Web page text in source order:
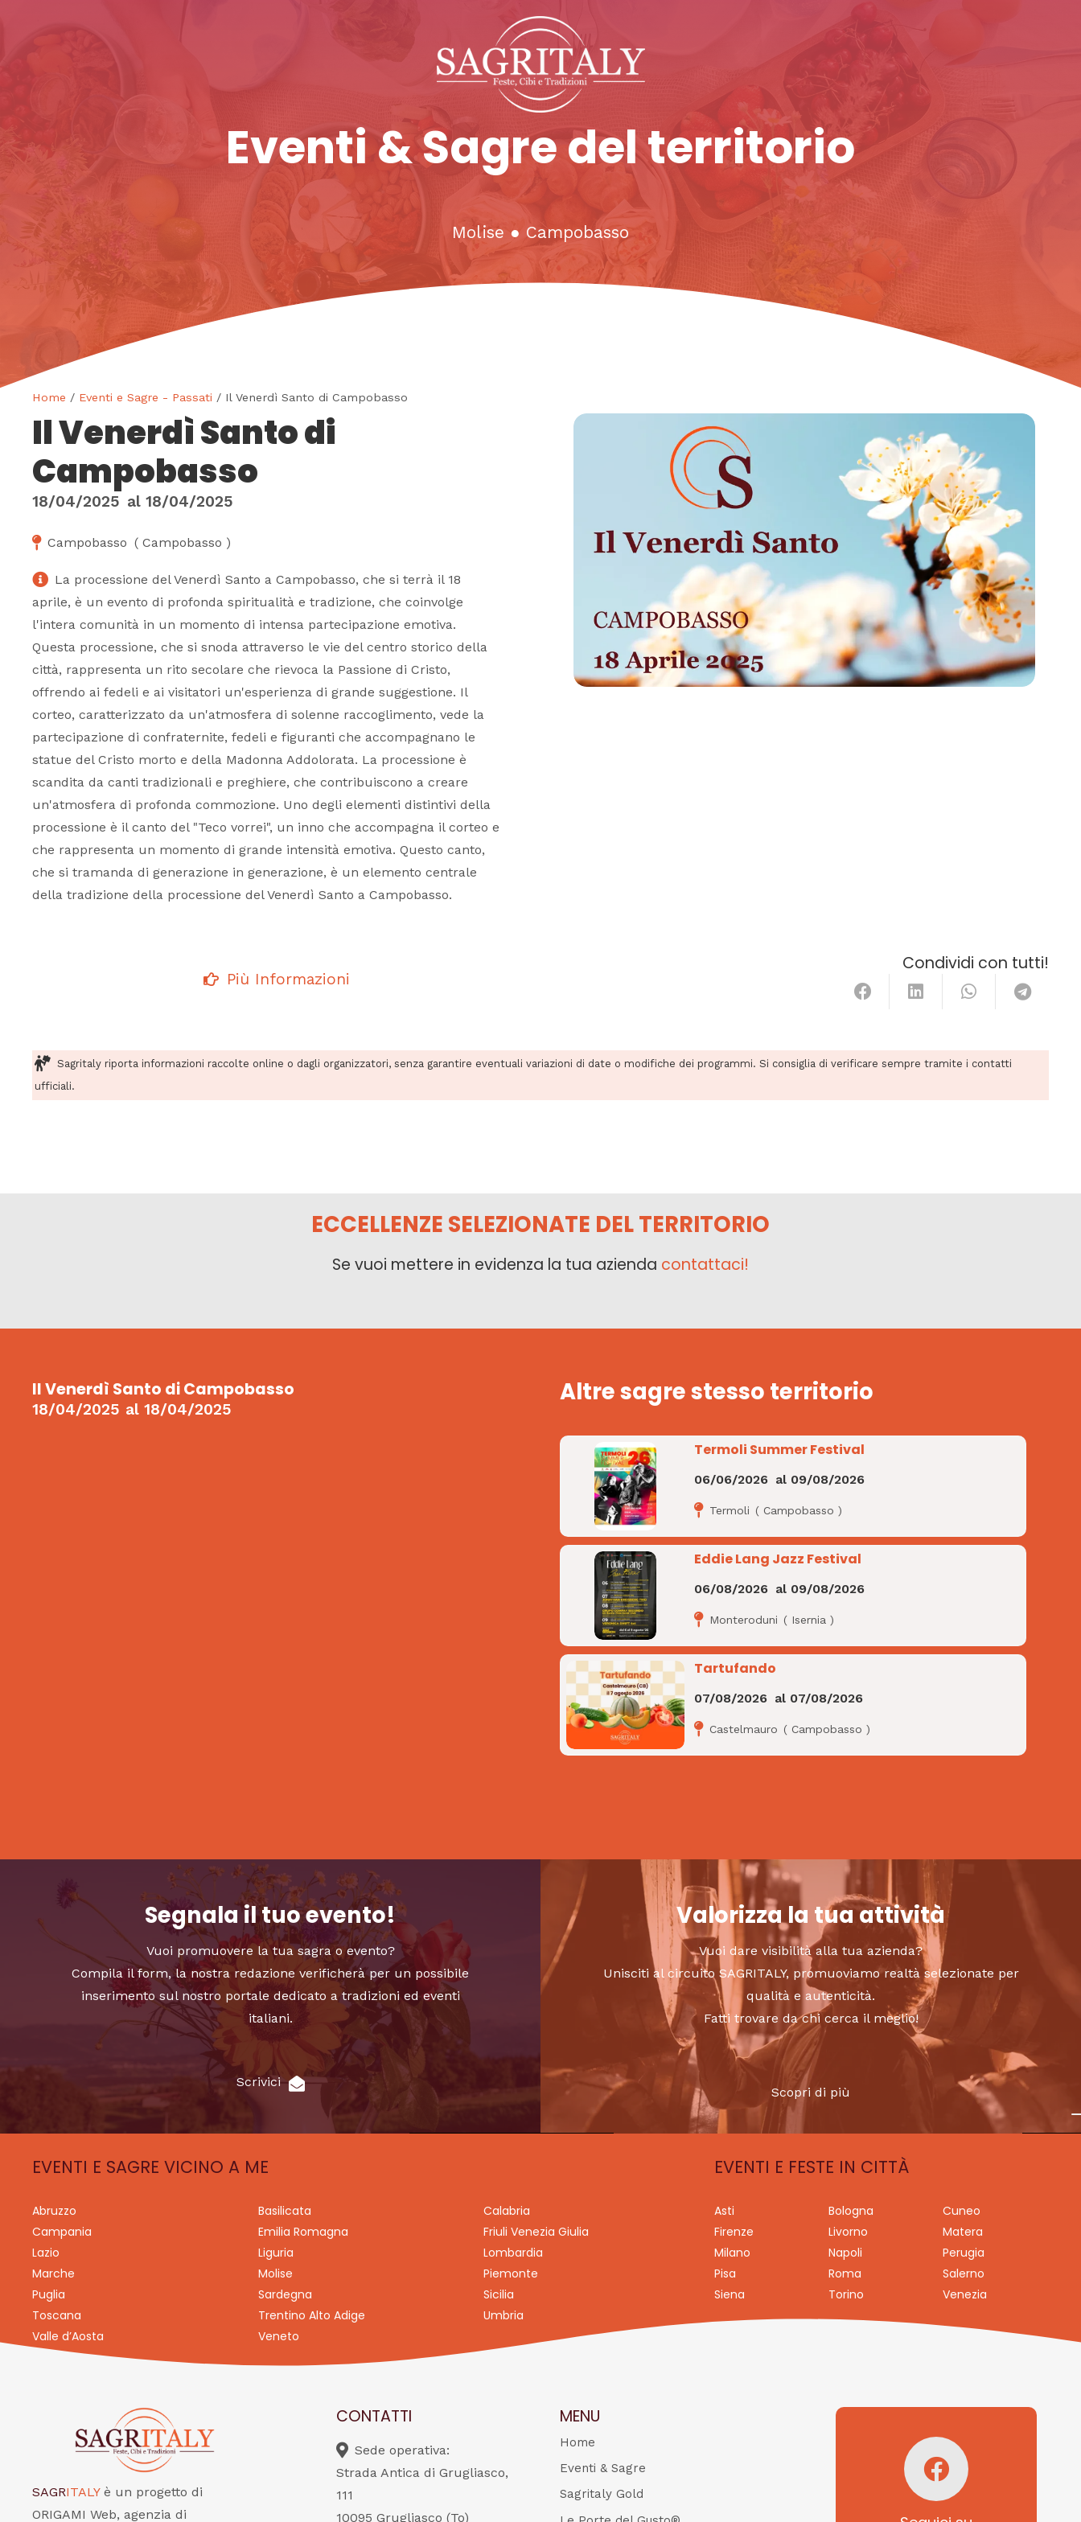
Eventi & Sagre del territorio
Molise ● Campobasso
Home / Eventi e Sagre - Passati / Il Venerdì Santo di Campobasso
Il Venerdì Santo di
Campobasso
18/04/2025 al 18/04/2025
Campobasso ( Campobasso )
La processione del Venerdì Santo a Campobasso, che si terrà il 18
aprile, è un evento di profonda spiritualità e tradizione, che coinvolge
l'intera comunità in un momento di intensa partecipazione emotiva.
Questa processione, che si snoda attraverso le vie del centro storico della
città, rappresenta un rito secolare che rievoca la Passione di Cristo,
offrendo ai fedeli e ai visitatori un'esperienza di grande suggestione. Il
corteo, caratterizzato da un'atmosfera di solenne raccoglimento, vede la
partecipazione di confraternite, fedeli e figuranti che accompagnano le
statue del Cristo morto e della Madonna Addolorata. La processione è
scandita da canti tradizionali e preghiere, che contribuiscono a creare
un'atmosfera di profonda commozione. Uno degli elementi distintivi della
processione è il canto del "Teco vorrei", un inno che accompagna il corteo e
che rappresenta un momento di grande intensità emotiva. Questo canto,
che si tramanda di generazione in generazione, è un elemento centrale
della tradizione della processione del Venerdì Santo a Campobasso.
Più Informazioni
Condividi con tutti!
Sagritaly riporta informazioni raccolte online o dagli organizzatori, senza garantire eventuali variazioni di date o modifiche dei programmi. Si consiglia di verificare sempre tramite i contatti
ufficiali.
ECCELLENZE SELEZIONATE DEL TERRITORIO
Se vuoi mettere in evidenza la tua azienda contattaci!
Il Venerdì Santo di Campobasso
18/04/2025 al 18/04/2025
Altre sagre stesso territorio
Termoli Summer Festival
06/06/2026 al 09/08/2026
Termoli ( Campobasso )
Eddie Lang Jazz Festival
06/08/2026 al 09/08/2026
Monteroduni ( Isernia )
Tartufando
07/08/2026 al 07/08/2026
Castelmauro ( Campobasso )
Segnala il tuo evento!
Vuoi promuovere la tua sagra o evento?
Compila il form, la nostra redazione verificherà per un possibile
inserimento sul nostro portale dedicato a tradizioni ed eventi
italiani.
Scrivici
Valorizza la tua attività
Vuoi dare visibilità alla tua azienda?
Unisciti al circuito SAGRITALY, promuoviamo realtà selezionate per
qualità e autenticità.
Fatti trovare da chi cerca il meglio!
Scopri di più
EVENTI E SAGRE VICINO A ME
Abruzzo Basilicata
Calabria
Campania
Emilia Romagna
Friuli Venezia Giulia
Lazio
Liguria
Lombardia
Marche
Molise
Piemonte
Puglia
Sardegna
Sicilia
Toscana
Trentino Alto Adige
Umbria
Valle d’Aosta
Veneto
EVENTI E FESTE IN CITTÀ
Asti Bologna
Cuneo
Firenze
Livorno
Matera
Milano
Napoli
Perugia
Pisa
Roma
Salerno
Siena
Torino Venezia
SAGRITALY è un progetto di
ORIGAMI Web, agenzia di
CONTATTI
Sede operativa:
Strada Antica di Grugliasco,
111
10095 Grugliasco (To)
MENU
Home
Eventi & Sagre
Sagritaly Gold
Seguici su
Facebook!
SAGRITALY